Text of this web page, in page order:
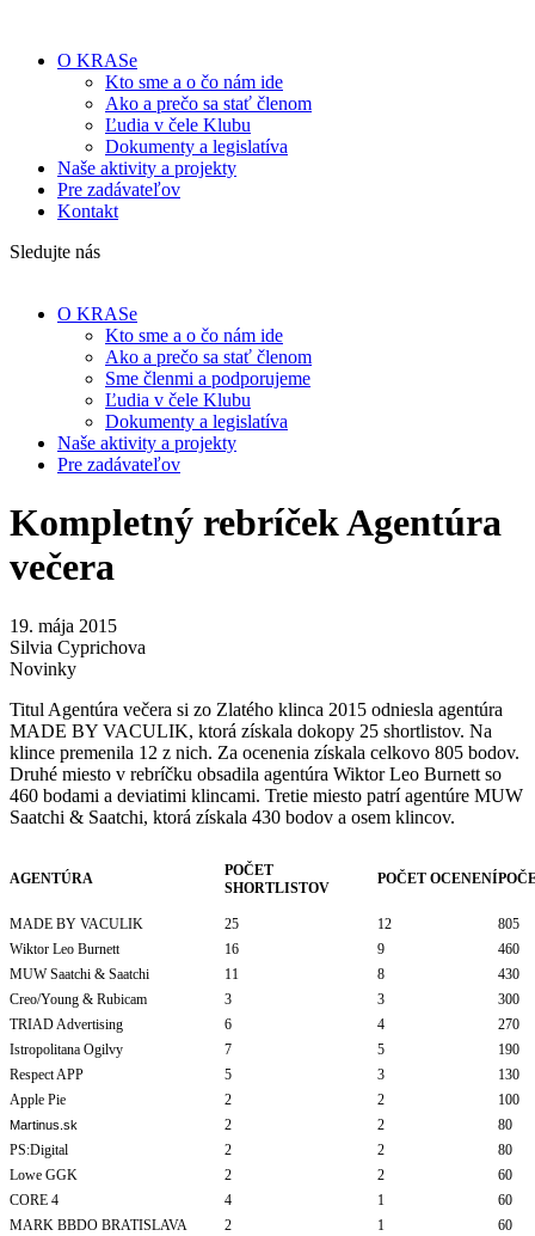
O KRASe
Kto sme a o čo nám ide
Ako a prečo sa stať členom
Ľudia v čele Klubu
Dokumenty a legislatíva
Naše aktivity a projekty
Pre zadávateľov
Kontakt
Sledujte nás
O KRASe
Kto sme a o čo nám ide
Ako a prečo sa stať členom
Sme členmi a podporujeme
Ľudia v čele Klubu
Dokumenty a legislatíva
Naše aktivity a projekty
Pre zadávateľov
Kompletný rebríček Agentúra
večera
19. mája 2015
Silvia Cyprichova
Novinky
Titul Agentúra večera si zo Zlatého klinca 2015 odniesla agentúra
MADE BY VACULIK, ktorá získala dokopy 25 shortlistov. Na
klince premenila 12 z nich. Za ocenenia získala celkovo 805 bodov.
Druhé miesto v rebríčku obsadila agentúra Wiktor Leo Burnett so
460 bodami a deviatimi klincami. Tretie miesto patrí agentúre MUW
Saatchi & Saatchi, ktorá získala 430 bodov a osem klincov.
AGENTÚRA
POČET
SHORTLISTOV
POČET OCENENÍ
MADE BY VACULIK 25 12
805
Wiktor Leo Burnett
16 9
460
MUW Saatchi & Saatchi
11 8
430
Creo/Young & Rubicam
3 3
300
TRIAD Advertising
6 4
270
Istropolitana Ogilvy
7 5
190
Respect APP
5 3
130
Apple Pie
2 2 100
Martinus.sk 2 2
80
PS:Digital
2 2
80
Lowe GGK
2 2
60
CORE 4
4 1
60
MARK BBDO BRATISLAVA
2 1
60